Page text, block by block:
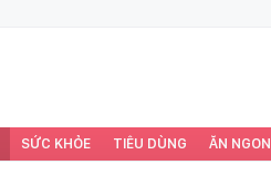
SỨC KHỎE TIÊU DÙNG ĂN NGON